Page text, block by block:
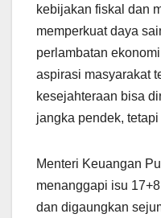
kebijakan fiskal dan
memperkuat daya
perlambatan
aspirasi masyarakat
kesejahteraan bisa
jangka pendek,
Menteri Keuangan
menanggapi isu
dan digaungkan